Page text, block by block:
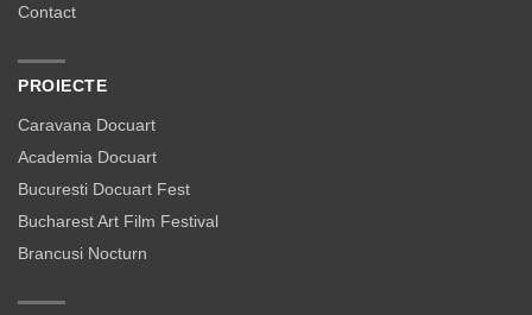
Contact
PROIECTE
Caravana Docuart
Academia Docuart
Bucuresti Docuart Fest
Bucharest Art Film Festival
Brancusi Nocturn